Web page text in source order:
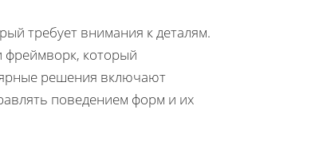
требует внимания к деталям.
который
решения включают
поведением форм и их